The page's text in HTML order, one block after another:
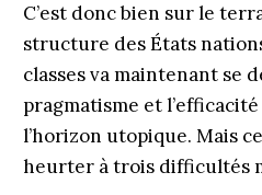
C’est donc bien sur le
structure des États
classes va maintenant se
pragmatisme et
l’horizon utopique. Mais
heurter à trois difficultés